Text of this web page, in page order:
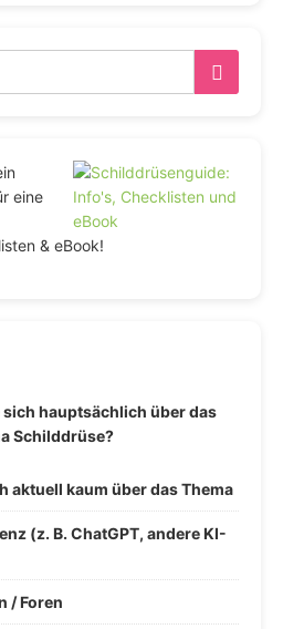
eine
& eBook!
hauptsächlich über das
Schilddrüse?
aktuell kaum über das Thema
(z. B. ChatGPT, andere KI-
/ Foren